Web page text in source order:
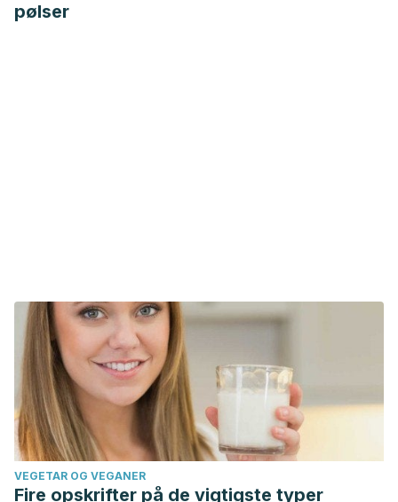
pølser
VEGETAR OG VEGANER
Fire opskrifter på de vigtigste typer